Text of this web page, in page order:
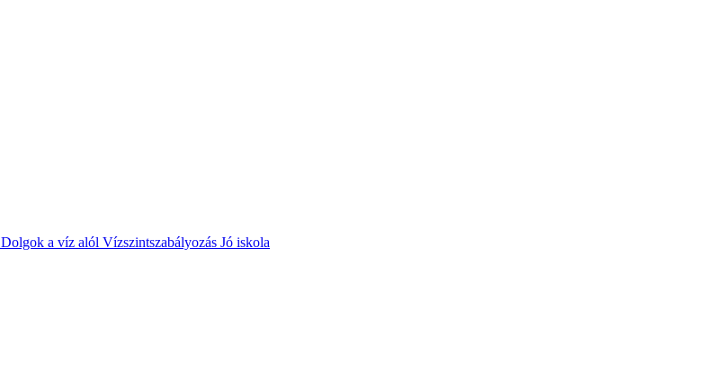
Dolgok a víz alól Vízszintszabályozás Jó iskola